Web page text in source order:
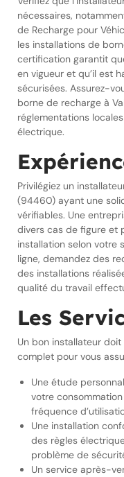
nécessaires,
de Recharge pour
les installations de
certification garantit
en vigueur et qu’il est
sécurisées. Assurez-
borne de recharge à
réglementations
électrique.
Privilégiez un
(94460) ayant une
vérifiables. Une
divers cas de figure et
installation selon votre
ligne, demandez des
des installations
qualité du travail
Les
Un bon installateur
complet pour vous
Une étude
votre
fréquence
Une installation
des règles
problème de
Un service après-